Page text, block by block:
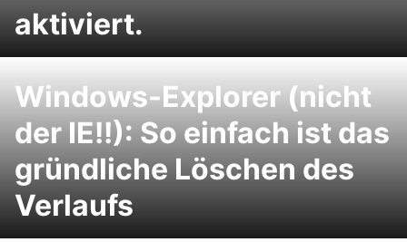
aktiviert.
Windows-Explorer (nicht
der IE!!): So einfach ist das
gründliche Löschen des
Verlaufs